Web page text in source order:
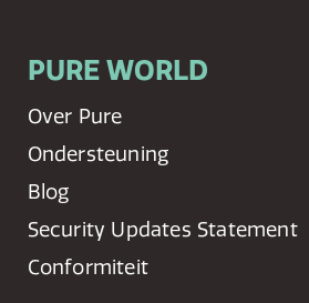
PURE WORLD
Over Pure
Ondersteuning
Blog
Security Updates Statement
Conformiteit